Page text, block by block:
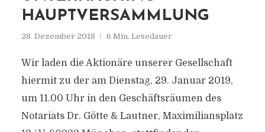
HAUPTVERSAMMLUNG
28. Dezember 2018 6 Min. Lesedauer
Wir laden die Aktionäre unserer Gesellschaft
hiermit zu der am Dienstag, 29. Januar 2019,
um 11.00 Uhr in den Geschäftsräumen des
Notariats Dr. Götte & Lautner, Maximiliansplatz